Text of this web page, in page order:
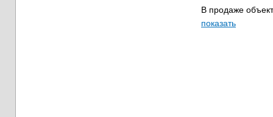
В продаже
показать